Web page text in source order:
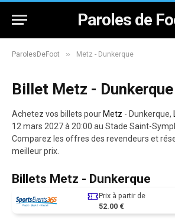
Paroles de
ParolesDeFoot » Metz - Dunkerque
Billet Metz - Dunkerque
Achetez vos billets pour Metz - Dunkerque,
12 mars 2027 à 20:00 au Stade Saint-
Comparez les offres des revendeurs et
meilleur prix.
Billets Metz - Dunkerque
Prix à partir de
52.00 €